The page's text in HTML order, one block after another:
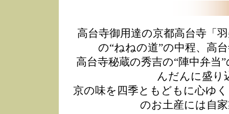
高台寺御用達の京都高台寺「
の“ねねの道”の中程、高
高台寺秘蔵の秀吉の“陣中弁
んだんに盛り
京の味を四季ともどもに心ゆ
のお土産には自